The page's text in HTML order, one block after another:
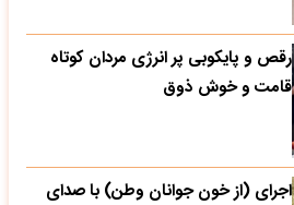
رقص و پایکوبی پر انرژی مردان کوتاه
قامت و خوش ذوق
اجرای (از خون جوانان وطن) با صدای